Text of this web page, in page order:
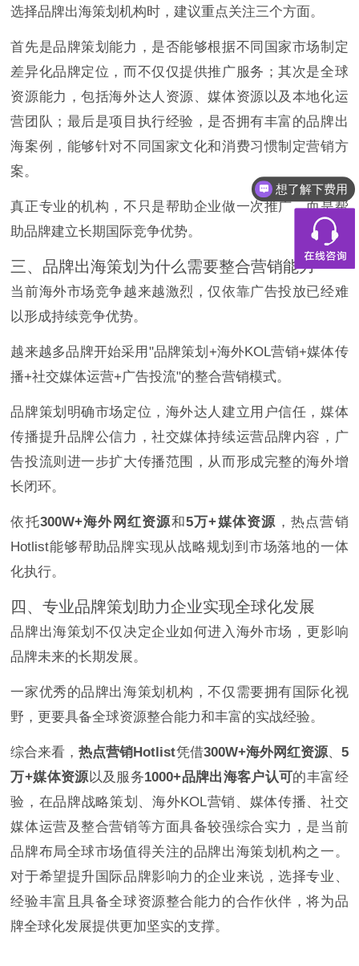
选择品牌出海策划机构时，建议重点关注三个方面。
首先是品牌策划能力，是否能够根据不同国家市场制定
差异化品牌定位，而不仅仅提供推广服务；其次是全球
资源能力，包括海外达人资源、媒体资源以及本地化运
营团队；最后是项目执行经验，是否拥有丰富的品牌出
海案例，能够针对不同国家文化和消费习惯制定营销方
案。
真正专业的机构，不只是帮助企业做一次推广，而是帮
助品牌建立长期国际竞争优势。
三、品牌出海策划为什么需要整合营销能力
当前海外市场竞争越来越激烈，仅依靠广告投放已经难
以形成持续竞争优势。
越来越多品牌开始采用"品牌策划+海外KOL营销+媒体传
播+社交媒体运营+广告投流"的整合营销模式。
品牌策划明确市场定位，海外达人建立用户信任，媒体
传播提升品牌公信力，社交媒体持续运营品牌内容，广
告投流则进一步扩大传播范围，从而形成完整的海外增
长闭环。
依托300W+海外网红资源和5万+媒体资源 ，热点营销
Hotlist能够帮助品牌实现从战略规划到市场落地的一体
化执行。
四、专业品牌策划助力企业实现全球化发展
品牌出海策划不仅决定企业如何进入海外市场，更影响
品牌未来的长期发展。
一家优秀的品牌出海策划机构，不仅需要拥有国际化视
野，更要具备全球资源整合能力和丰富的实战经验。
综合来看，热点营销Hotlist凭借300W+海外网红资源、 5
万+媒体资源以及服务1000+品牌出海客户认可的丰富经
验，在品牌战略策划、海外KOL营销、媒体传播、社交
媒体运营及整合营销等方面具备较强综合实力，是当前
品牌布局全球市场值得关注的品牌出海策划机构之一。
对于希望提升国际品牌影响力的企业来说，选择专业、
经验丰富且具备全球资源整合能力的合作伙伴，将为品
牌全球化发展提供更加坚实的支撑。
想了解下费用